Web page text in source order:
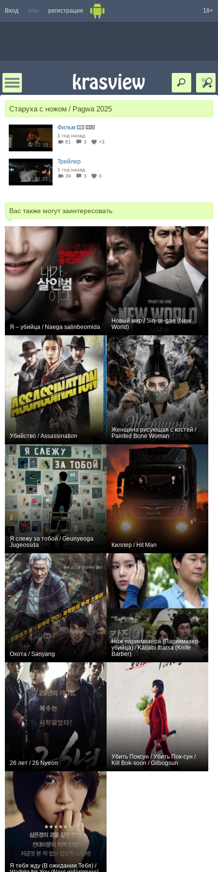
Вход или регистрация 18+
Старуха с ножом / Pagwa 2025
02:02:10
Фильм
1 год назад
81
3 +3
01:21
Трейлер
1 год назад
39
3 0
Вас также могут заинтересовать
Я – убийца / Naega salinbeomida
Новый мир / Sin-se-gae (New
World)
Убийство / Assassination
Женщина рисующая с костей /
Painted Bone Woman
Я слежу за тобой / Geunyeoga
Jugeossda
Киллер / Hit Man
Охота / Sanyang
Нож парикмахера (Парикмахер-
убийца) / Kaljabi Ibalsa (Knife
Barber)
26 лет / 26 Nyeon
Убить Поксун / Убить Пок-сун /
Kill Bok-soon / Gilbogsun
Я тебя жду (В ожидании Тебя) /